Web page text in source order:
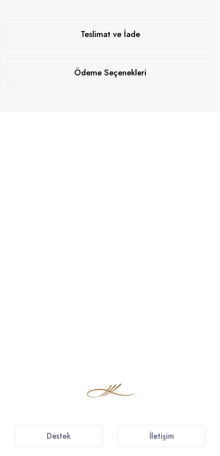
Teslimat ve İade
Ödeme Seçenekleri
Destek İletişim